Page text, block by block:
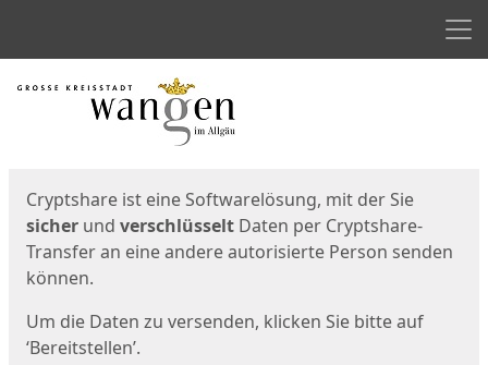
Start
Cryptshare ist eine Softwarelösung, mit der Sie
sicher und verschlüsselt Daten per Cryptshare-
Transfer an eine andere autorisierte Person senden
können.
Um die Daten zu versenden, klicken Sie bitte auf
‘Bereitstellen’.